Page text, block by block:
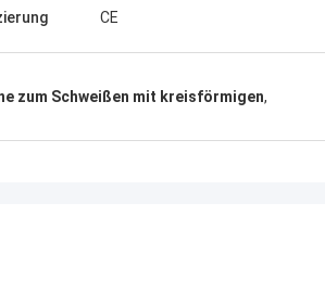
Abschnitt mitCE
zum Schweißen mit kreisförmigen,